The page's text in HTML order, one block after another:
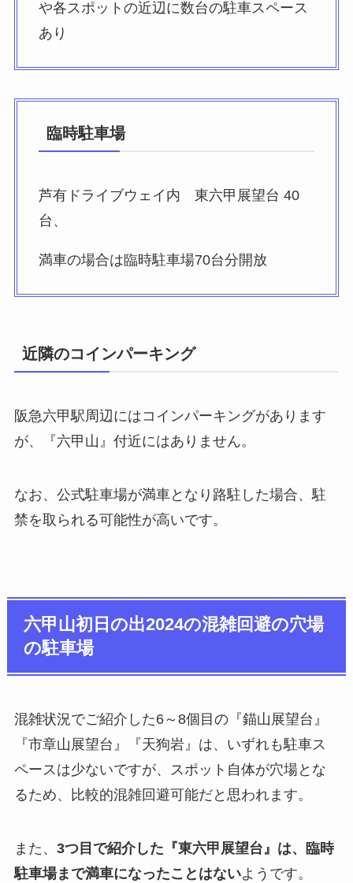
や各スポットの近辺に数台の駐車スペース
あり
臨時駐車場
芦有ドライブウェイ内 東六甲展望台 40
台、
満車の場合は臨時駐車場70台分開放
近隣のコインパーキング
阪急六甲駅周辺にはコインパーキングがあります
が、『六甲山』付近にはありません。
なお、公式駐車場が満車となり路駐した場合、駐
禁を取られる可能性が高いです。
六甲山初日の出2024の混雑回避の穴場
の駐車場
混雑状況でご紹介した6～8個目の『錨山展望台』
『市章山展望台』『天狗岩』は、いずれも駐車ス
ペースは少ないですが、スポット自体が穴場とな
るため、比較的混雑回避可能だと思われます。
また、 3つ目で紹介した『東六甲展望台』は、臨時
駐車場まで満車になったことはないようです。